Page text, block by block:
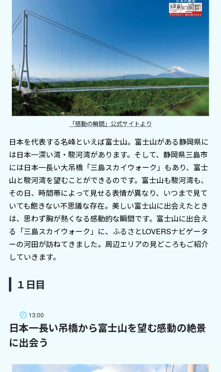
「感動の瞬間」公式サイトより
日本を代表する名峰といえば富士山。富士山がある静岡県に
は日本一深い湾・駿河湾があります。そして、静岡県三島市
には日本一長い大吊橋「三島スカイウォーク」もあり、富士
山と駿河湾を望むことができるのです。富士山も駿河湾も、
その日、時間帯によって見せる表情が異なり、いつまで見て
いても飽きない不思議な存在。美しい富士山に出会えたとき
は、思わず胸が熱くなる感動的な瞬間です。富士山に出会え
る「三島スカイウォーク」に、ふるさとLOVERSナビゲータ
ーの河田が訪ねてきました。周辺エリアの見どころもご紹介
していきます。
１日目
13:00
日本一長い吊橋から富士山を望む感動の絶景
に出会う